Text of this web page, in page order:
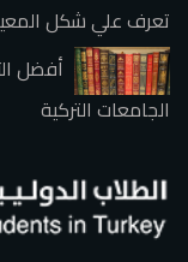
تعرف علي شكل
أفضل
الجامعات التركية